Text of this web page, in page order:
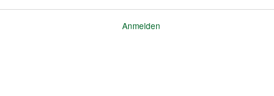
Anmelden